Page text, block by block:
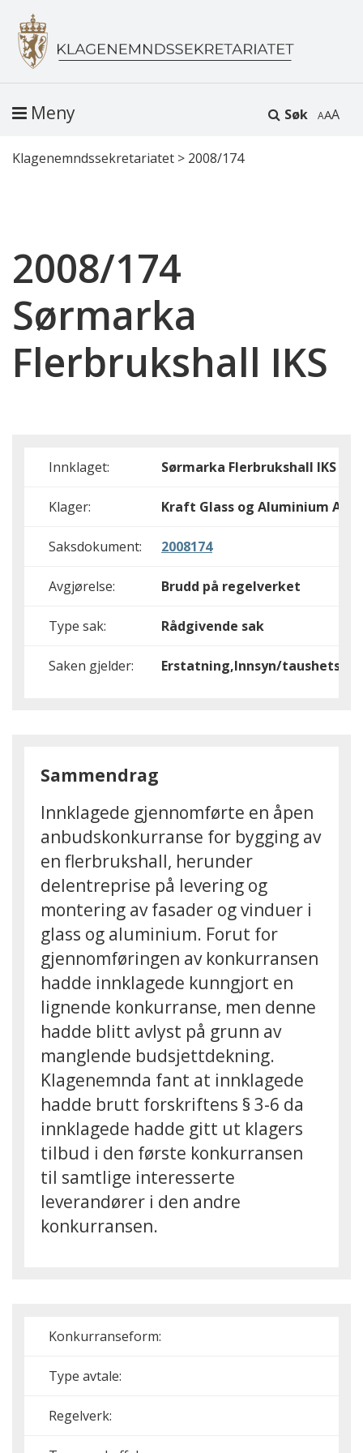
Søk A
Meny
Klagenemndssekretariatet > 2008/174
2008/174
Sørmarka
Flerbrukshall IKS
Innklaget: Sørmarka Flerbrukshall IKS
Klager: Kraft Glass og Aluminium AS
Saksdokument: 2008174
Avgjørelse: Brudd på regelverket
Type sak: Rådgivende sak
Saken gjelder: Erstatning,Innsyn/
Sammendrag
Innklagede gjennomførte en åpen
anbudskonkurranse for bygging av
en flerbrukshall, herunder
delentreprise på levering og
montering av fasader og vinduer i
glass og aluminium. Forut for
gjennomføringen av konkurransen
hadde innklagede kunngjort en
lignende konkurranse, men denne
hadde blitt avlyst på grunn av
manglende budsjettdekning.
Klagenemnda fant at innklagede
hadde brutt forskriftens § 3-6 da
innklagede hadde gitt ut klagers
tilbud i den første konkurransen
til samtlige interesserte
leverandører i den andre
konkurransen.
Konkurranseform:
Type avtale:
Regelverk: